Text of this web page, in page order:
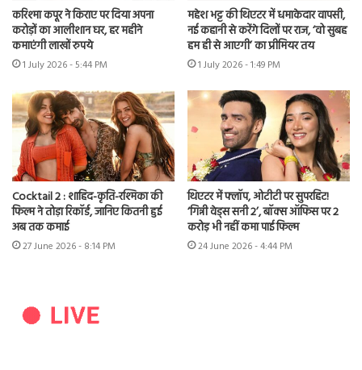
करिश्मा कपूर ने किराए पर दिया अपना
करोड़ों का आलीशान घर, हर महीने
कमाएंगी लाखों रुपये
1 July 2026 - 5:44 PM
महेश भट्ट की थिएटर में धमाकेदार वापसी,
नई कहानी से करेंगे दिलों पर राज, ‘वो सुबह
हम ही से आएगी’ का प्रीमियर तय
1 July 2026 - 1:49 PM
Cocktail 2 : शाहिद-कृति-रश्मिका की
फिल्म ने तोड़ा रिकॉर्ड, जानिए कितनी हुई
अब तक कमाई
27 June 2026 - 8:14 PM
थिएटर में फ्लॉप, ओटीटी पर सुपरहिट!
‘गिन्नी वेड्स सनी 2’, बॉक्स ऑफिस पर 2
करोड़ भी नहीं कमा पाई फिल्म
24 June 2026 - 4:44 PM